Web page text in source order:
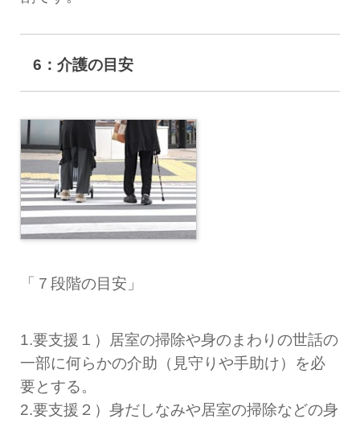
6：介護の目安
「７段階の目安」
1.要支援１）居室の掃除や身のまわりの世話の
一部に何らかの介助（見守りや手助け）を必
要とする。
2.要支援２）身だしなみや居室の掃除などの身